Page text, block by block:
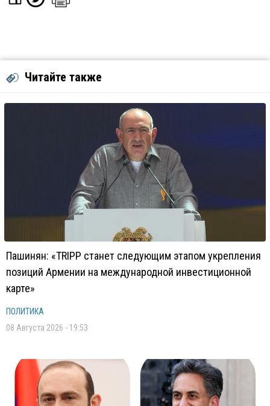
Читайте также
Пашинян: «TRIPP станет следующим этапом укрепления
позиций Армении на международной инвестиционной
карте»
ПОЛИТИКА
08 Августа 2026 - 19:53